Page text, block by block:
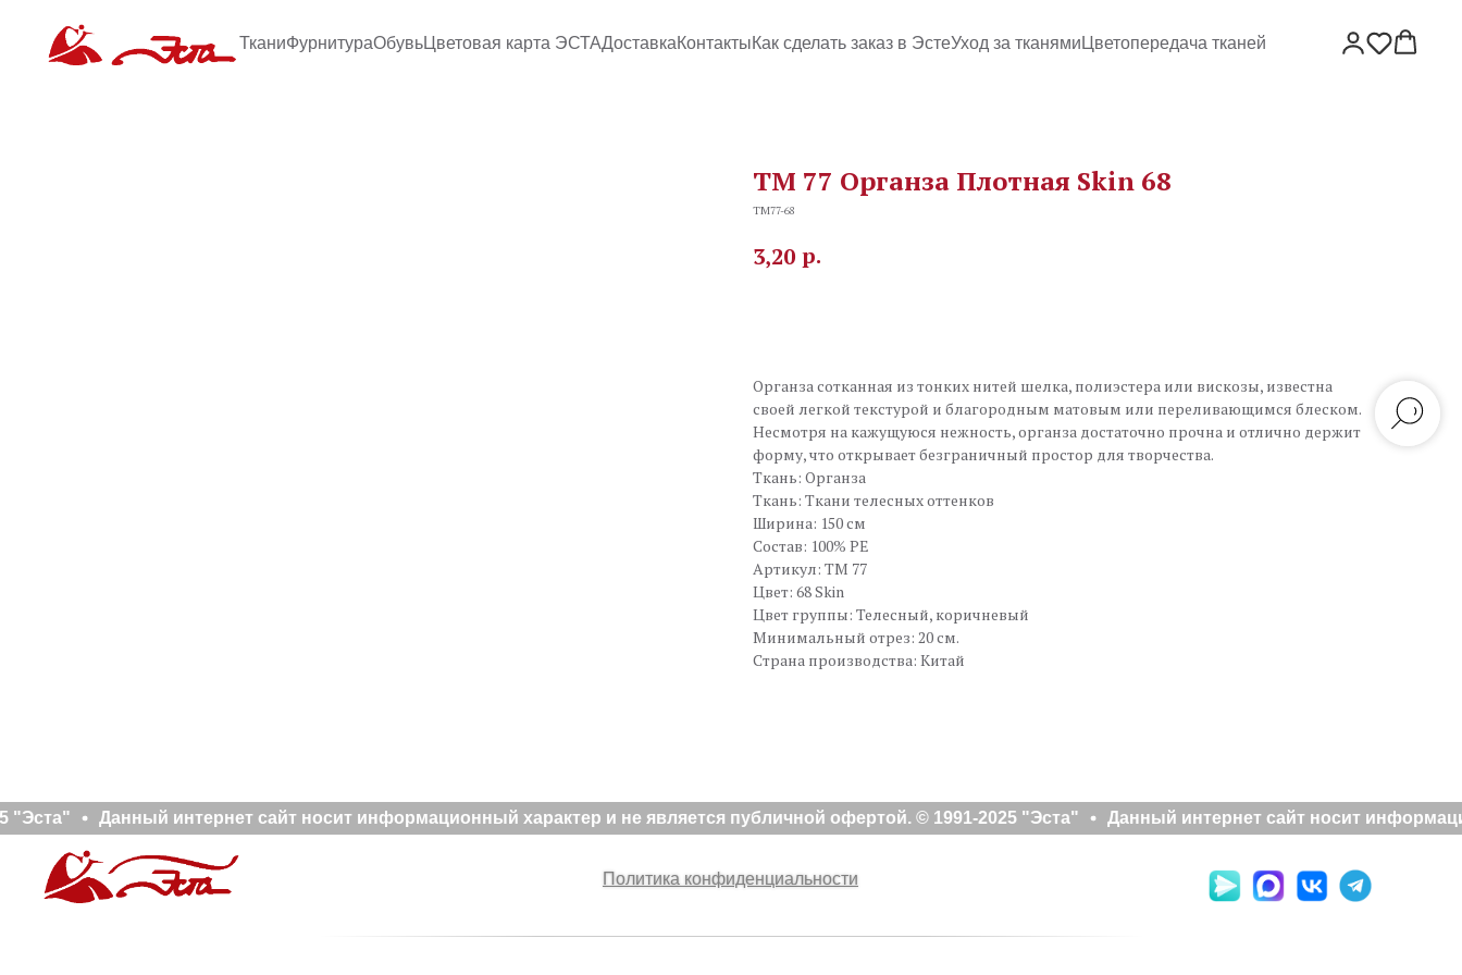
ТканиФурнитураОбувьЦветовая карта ЭСТАДоставкаКонтактыКак сделать заказ в ЭстеУход за тканями Цветопередача тканей
TM 77 Органза Плотная Skin 68
TM77-68
3,20 р.
Органза сотканная из тонких нитей шелка, полиэстера или вискозы, известна
своей легкой текстурой и благородным матовым или переливающимся блеском.
Несмотря на кажущуюся нежность, органза достаточно прочна и отлично держит
форму, что открывает безграничный простор для творчества.
Ткань: Органза
Ткань: Ткани телесных оттенков
Ширина: 150 см
Состав: 100% PE
Артикул: TM 77
Цвет: 68 Skin
Цвет группы: Телесный, коричневый
Минимальный отрез: 20 см.
Страна производства: Китай
"Эста" Данный интернет сайт носит информационный характер и не является публичной офертой. © 1991-2025 "Эста" Данный интернет сайт носит
Политика конфиденциальности